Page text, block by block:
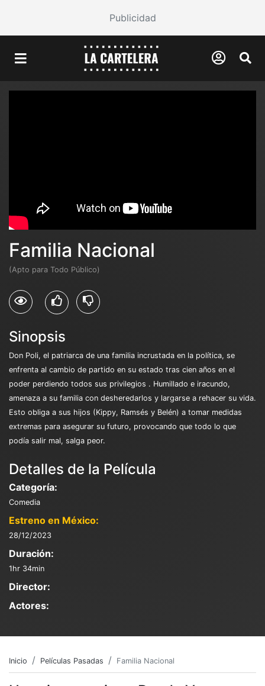
Publicidad
Familia Nacional
(Apto para Todo Público)
Sinopsis
Don Poli, el patriarca de una familia incrustada en la política, se
enfrenta al cambio de partido en su estado tras cien años en el
poder perdiendo todos sus privilegios . Humillado e iracundo,
amenaza a su familia con desheredarlos y largarse a rehacer su vida.
Esto obliga a sus hijos (Kippy, Ramsés y Belén) a tomar medidas
extremas para asegurar su futuro, provocando que todo lo que
podía salir mal, salga peor.
Detalles de la Película
Categoría:
Comedia
Estreno en México:
28/12/2023
Duración:
1hr 34min
Director:
Actores:
Inicio Películas Pasadas Familia Nacional